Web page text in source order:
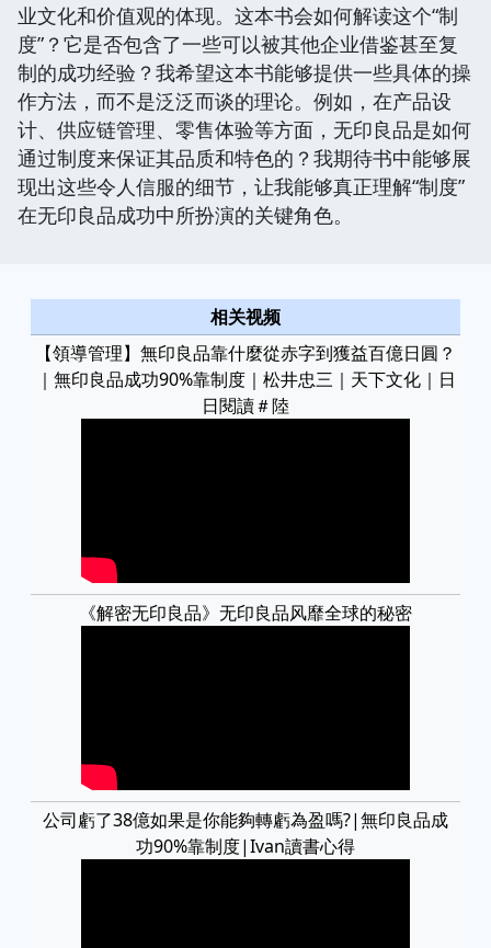
业文化和价值观的体现。这本书会如何解读这个“制
度”？它是否包含了一些可以被其他企业借鉴甚至复
制的成功经验？我希望这本书能够提供一些具体的操
作方法，而不是泛泛而谈的理论。例如，在产品设
计、供应链管理、零售体验等方面，无印良品是如何
通过制度来保证其品质和特色的？我期待书中能够展
现出这些令人信服的细节，让我能够真正理解“制度”
在无印良品成功中所扮演的关键角色。
相关视频
【領導管理】無印良品靠什麼從赤字到獲益百億日圓？
｜無印良品成功90%靠制度｜松井忠三｜天下文化｜日
日閱讀＃陸
《解密无印良品》无印良品风靡全球的秘密
公司虧了38億如果是你能夠轉虧為盈嗎?|無印良品成
功90%靠制度|Ivan讀書心得